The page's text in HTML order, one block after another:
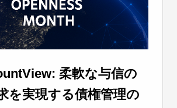
柔軟な与信の
を実現する債権管理の